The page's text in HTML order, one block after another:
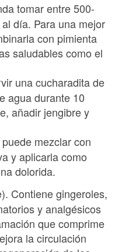
tomar entre 500-
día. Para una mejor
con pimienta
saludables como el
una cucharadita de
agua durante 10
añadir jengibre y
mezclar con
y aplicarla como
dolorida.
Contiene gingeroles,
y analgésicos
que comprime
la circulación